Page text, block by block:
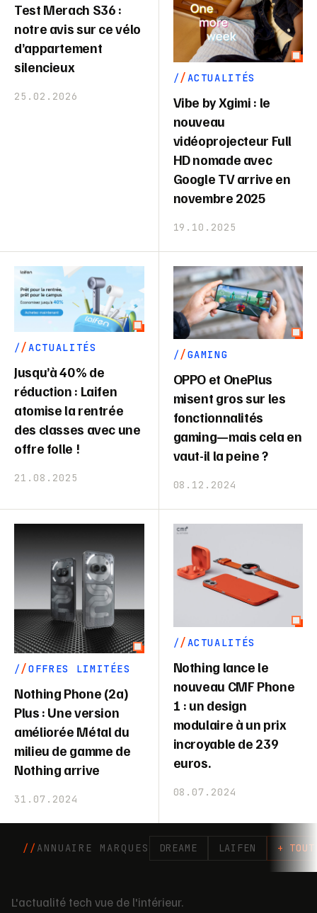
Test Merach S36 :
notre avis sur ce vélo
d’appartement
silencieux
25.02.2026
ACTUALITÉS
Vibe by Xgimi : le
nouveau
vidéoprojecteur Full
HD nomade avec
Google TV arrive en
novembre 2025
19.10.2025
ACTUALITÉS
Jusqu’à 40 % de
réduction : Laifen
atomise la rentrée
des classes avec une
offre folle !
21.08.2025
GAMING
OPPO et OnePlus
misent gros sur les
fonctionnalités
gaming—mais cela en
vaut-il la peine ?
08.12.2024
OFFRES LIMITÉES
Nothing Phone (2a)
Plus : Une version
améliorée Métal du
milieu de gamme de
Nothing arrive
31.07.2024
ACTUALITÉS
Nothing lance le
nouveau CMF Phone
1 : un design
modulaire à un prix
incroyable de 239
euros.
08.07.2024
ANNUAIRE MARQUES DREAME LAIFEN +
L'actualité tech vue de l'intérieur.